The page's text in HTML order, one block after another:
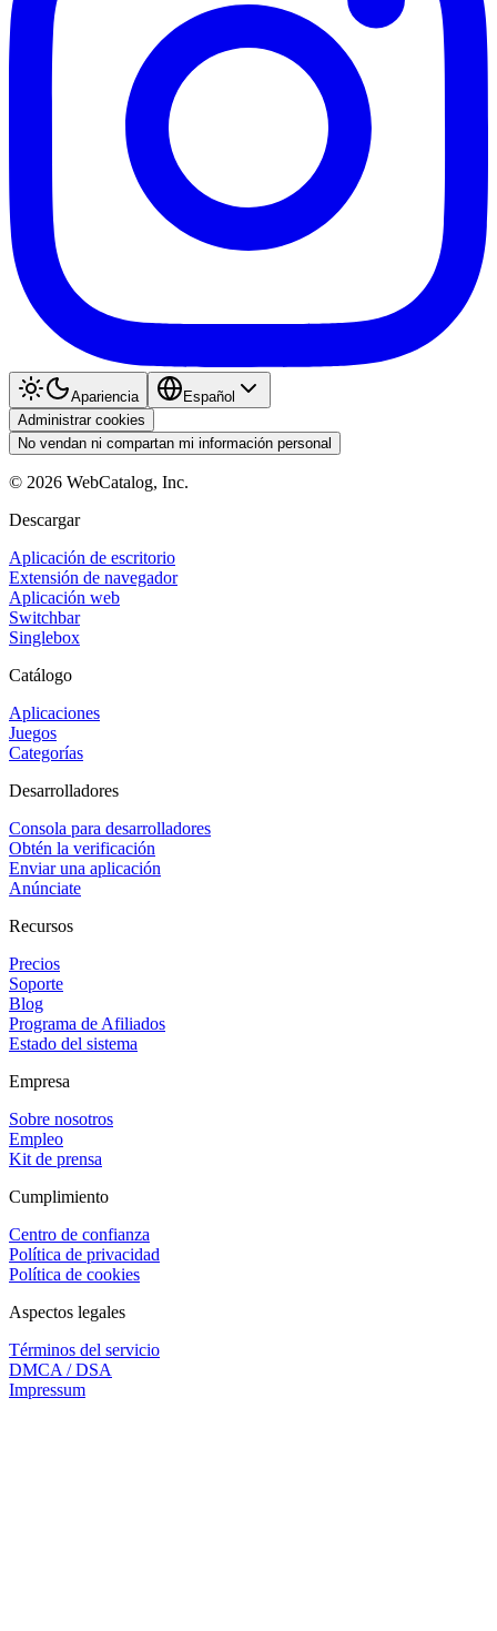
Apariencia
Español
Administrar cookies
No vendan ni compartan mi información personal
© 2026 WebCatalog, Inc.
Descargar
Aplicación de escritorio
Extensión de navegador
Aplicación web
Switchbar
Singlebox
Catálogo
Aplicaciones
Juegos
Categorías
Desarrolladores
Consola para desarrolladores
Obtén la verificación
Enviar una aplicación
Anúnciate
Recursos
Precios
Soporte
Blog
Programa de Afiliados
Estado del sistema
Empresa
Sobre nosotros
Empleo
Kit de prensa
Cumplimiento
Centro de confianza
Política de privacidad
Política de cookies
Aspectos legales
Términos del servicio
DMCA / DSA
Impressum